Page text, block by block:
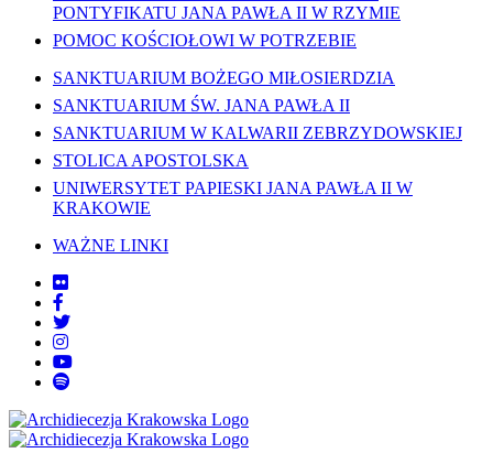
PONTYFIKATU JANA PAWŁA II W RZYMIE
POMOC KOŚCIOŁOWI W POTRZEBIE
SANKTUARIUM BOŻEGO MIŁOSIERDZIA
SANKTUARIUM ŚW. JANA PAWŁA II
SANKTUARIUM W KALWARII ZEBRZYDOWSKIEJ
STOLICA APOSTOLSKA
UNIWERSYTET PAPIESKI JANA PAWŁA II W
KRAKOWIE
WAŻNE LINKI